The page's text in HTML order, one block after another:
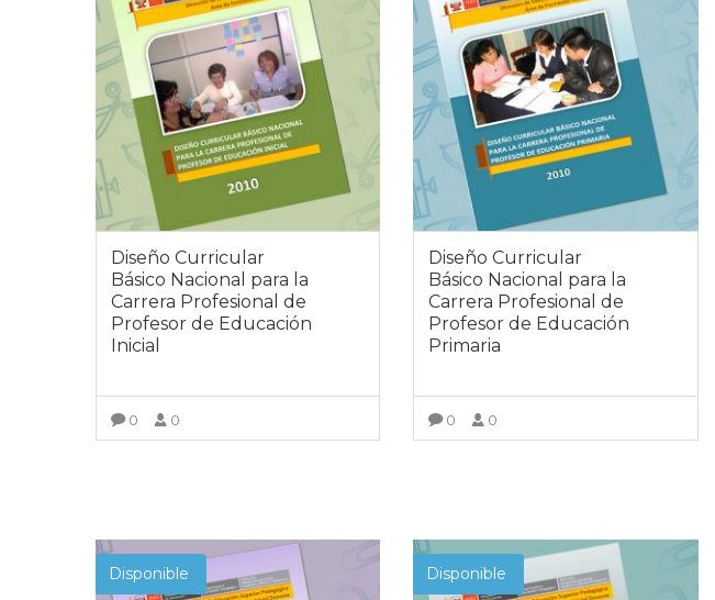
Diseño Curricular
Básico Nacional para la
Carrera Profesional de
Profesor de Educación
Inicial
0 0
Diseño Curricular
Básico Nacional para la
Carrera Profesional de
Profesor de Educación
Primaria
0 0
Disponible Disponible